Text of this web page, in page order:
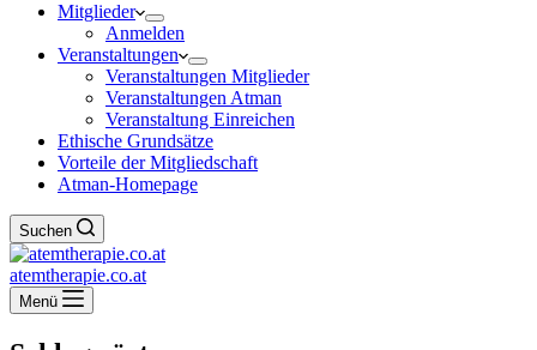
Mitglieder
Anmelden
Veranstaltungen
Veranstaltungen Mitglieder
Veranstaltungen Atman
Veranstaltung Einreichen
Ethische Grundsätze
Vorteile der Mitgliedschaft
Atman-Homepage
Suchen
atemtherapie.co.at
Menü